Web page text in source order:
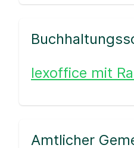
lexoffice mit
Amtlicher